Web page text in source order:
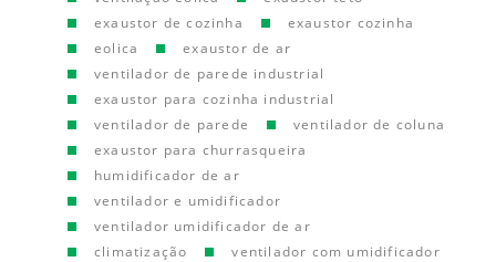
exaustor de cozinha
exaustor cozinha
eolica
exaustor de ar
ventilador de parede industrial
exaustor para cozinha industrial
ventilador de parede
ventilador de coluna
exaustor para churrasqueira
humidificador de ar
ventilador e umidificador
ventilador umidificador de ar
climatização
ventilador com umidificador